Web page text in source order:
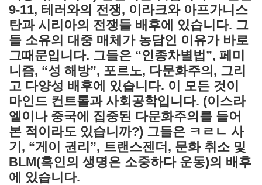
9-11, 테러와의 전쟁, 이라크와 아프가니스
탄과 시리아의 전쟁들 배후에 있습니다. 그
들 소유의 대중 매체가 농담인 이유가 바로
그때문입니다. 그들은 “인종차별법”, 페미
니즘, “성 해방”, 포르노, 다문화주의, 그리
고 다양성 배후에 있습니다. 이 모든 것이
마인드 컨트롤과 사회공학입니다. (이스라
엘이나 중국에 집중된 다문화주의를 들어
본 적이라도 있습니까?) 그들은 ㅋㄹㄴ 사
기, “게이 권리”, 트랜스젠더, 문화 취소 및
BLM(흑인의 생명은 소중하다 운동)의 배후
에 있습니다.